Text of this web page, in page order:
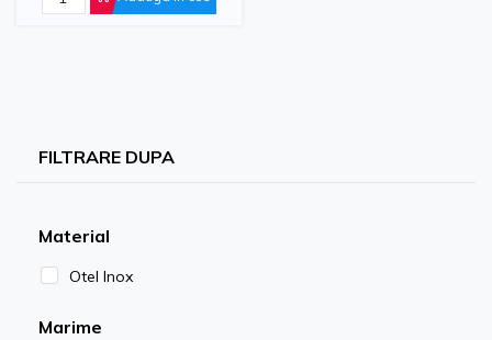
FILTRARE DUPA
Material
Otel Inox
Marime